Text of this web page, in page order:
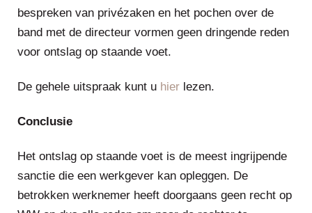
bespreken van privézaken en het pochen over de
band met de directeur vormen geen dringende reden
voor ontslag op staande voet.
De gehele uitspraak kunt u hier lezen.
Conclusie
Het ontslag op staande voet is de meest ingrijpende
sanctie die een werkgever kan opleggen. De
betrokken werknemer heeft doorgaans geen recht op